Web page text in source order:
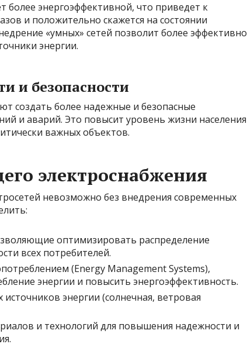
более энергоэффективной, что приведет к
и положительно скажется на состоянии
«умных» сетей позволит более эффективно
энергии.
и безопасности
создать более надежные и безопасные
и аварий. Это повысит уровень жизни населения
важных объектов.
электроснабжения
невозможно без внедрения современных
оптимизировать распределение
всех потребителей.
(Energy Management Systems),
энергии и повысить энергоэффективность.
энергии (солнечная, ветровая
и технологий для повышения надежности и